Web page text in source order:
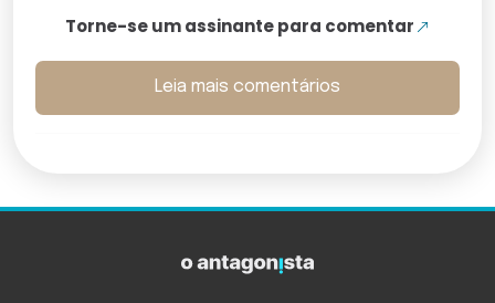
Torne-se um assinante para comentar
Leia mais comentários